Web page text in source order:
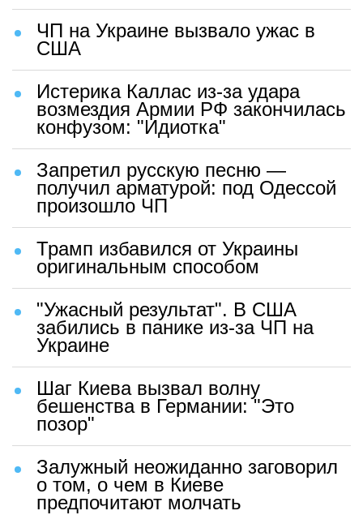
ЧП на Украине вызвало ужас в
США
Истерика Каллас из-за удара
возмездия Армии РФ закончилась
конфузом: "Идиотка"
Запретил русскую песню —
получил арматурой: под Одессой
произошло ЧП
Трамп избавился от Украины
оригинальным способом
"Ужасный результат". В США
забились в панике из-за ЧП на
Украине
Шаг Киева вызвал волну
бешенства в Германии: "Это
позор"
Залужный неожиданно заговорил
о том, о чем в Киеве
предпочитают молчать